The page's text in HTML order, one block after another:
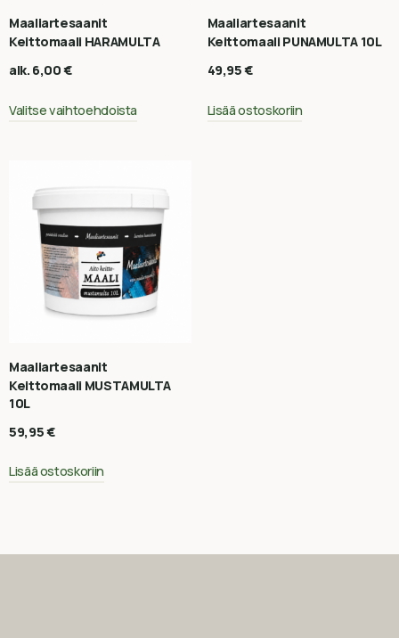
Maaliartesaanit
Keittomaali HARAMULTA
alk. 6,00€
Valitse vaihtoehdoista
Maaliartesaanit
Keittomaali PUNAMULTA 10L
49,95€
Lisää ostoskoriin
Maaliartesaanit
Keittomaali MUSTAMULTA
10L
59,95€
Lisää ostoskoriin